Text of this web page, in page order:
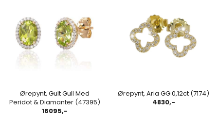
Ørepynt, Gult Gull Med
Peridot & Diamanter (47395)
16095,-
Ørepynt, Aria GG 0,12ct (7174)
4830,-